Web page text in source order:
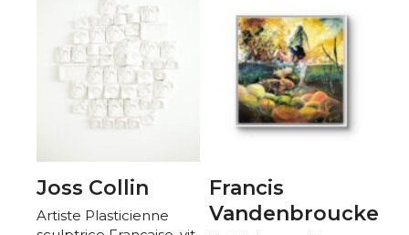
Adresse email*
Prénom
Joss Collin
Artiste Plasticienne
Francis
Vandenbroucke